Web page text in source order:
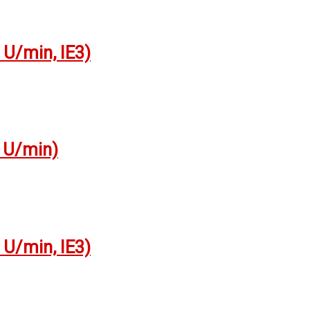
min, IE3)
U/min)
min, IE3)